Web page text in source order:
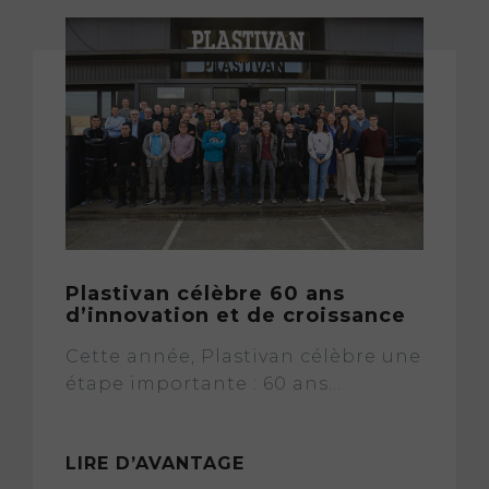
Plastivan célèbre 60 ans
d’innovation et de croissance
Cette année, Plastivan célèbre une
étape importante : 60 ans...
LIRE D’AVANTAGE